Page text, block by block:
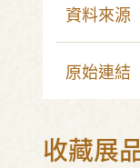
資料來源
原始連結
收藏展